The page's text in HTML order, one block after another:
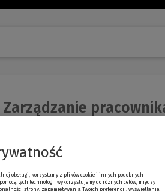
obsługi, korzystamy z plików cookie i innych podobnych
tych technologii wykorzystujemy do różnych celów, między
strony, zapamiętywania Twoich preferencji, wyświetlania